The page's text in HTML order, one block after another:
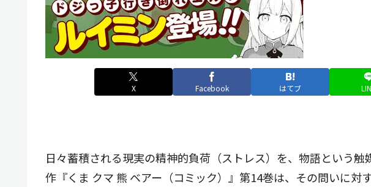
X Facebook はてブ
日々蓄積される現実の精神的負荷（ストレス）を、物語という
作『くま クマ 熊 ベアー（コミック）』第14巻は、その問いに対